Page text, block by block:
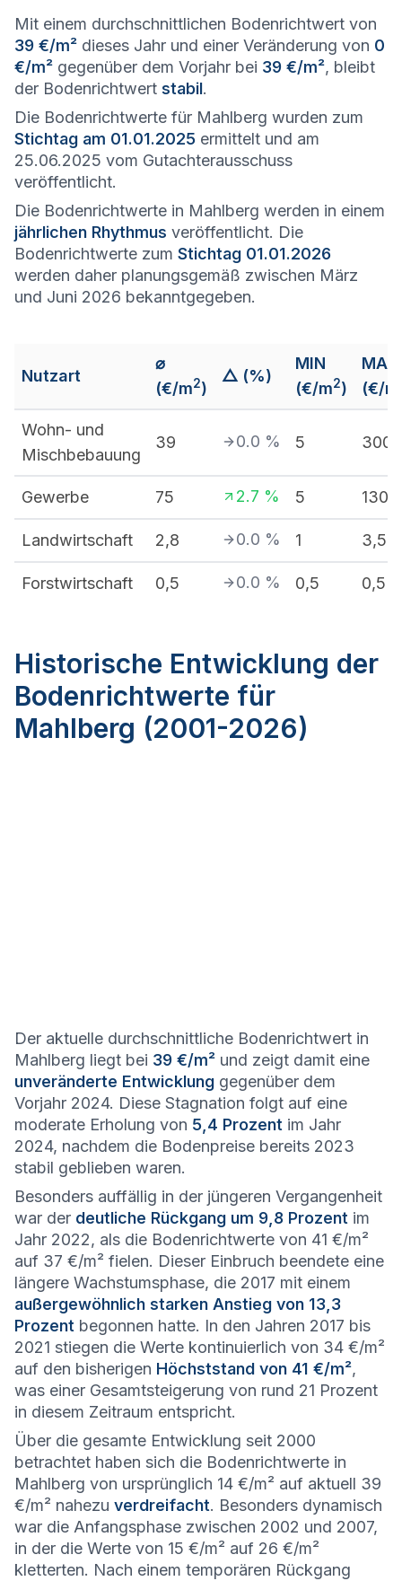
Mit einem durchschnittlichen Bodenrichtwert von
39 €/m² dieses Jahr und einer Veränderung von 0
€/m² gegenüber dem Vorjahr bei 39 €/m², bleibt
der Bodenrichtwert stabil.
Die Bodenrichtwerte für Mahlberg wurden zum
Stichtag am 01.01.2025 ermittelt und am
25.06.2025 vom Gutachterausschuss
veröffentlicht.
Die Bodenrichtwerte in Mahlberg werden in einem
jährlichen Rhythmus veröffentlicht. Die
Bodenrichtwerte zum Stichtag 01.01.2026
werden daher planungsgemäß zwischen März
und Juni 2026 bekanntgegeben.
Nutzart
⌀
(€/m2)
△ (%)
MIN
(€/m2)
MAX
(€/m
Wohn- und
Mischbebauung
39 0.0 % 5 300
Gewerbe 75 2.7 % 5 130
Landwirtschaft 2,8 0.0 % 1 3,5
Forstwirtschaft 0,5 0.0 % 0,5 0,5
Historische Entwicklung der
Bodenrichtwerte für
Mahlberg (2001-2026)
Der aktuelle durchschnittliche Bodenrichtwert in
Mahlberg liegt bei 39 €/m² und zeigt damit eine
unveränderte Entwicklung gegenüber dem
Vorjahr 2024. Diese Stagnation folgt auf eine
moderate Erholung von 5,4 Prozent im Jahr
2024, nachdem die Bodenpreise bereits 2023
stabil geblieben waren.
Besonders auffällig in der jüngeren Vergangenheit
war der deutliche Rückgang um 9,8 Prozent im
Jahr 2022, als die Bodenrichtwerte von 41 €/m²
auf 37 €/m² fielen. Dieser Einbruch beendete eine
längere Wachstumsphase, die 2017 mit einem
außergewöhnlich starken Anstieg von 13,3
Prozent begonnen hatte. In den Jahren 2017 bis
2021 stiegen die Werte kontinuierlich von 34 €/m²
auf den bisherigen Höchststand von 41 €/m²,
was einer Gesamtsteigerung von rund 21 Prozent
in diesem Zeitraum entspricht.
Über die gesamte Entwicklung seit 2000
betrachtet haben sich die Bodenrichtwerte in
Mahlberg von ursprünglich 14 €/m² auf aktuell 39
€/m² nahezu verdreifacht. Besonders dynamisch
war die Anfangsphase zwischen 2002 und 2007,
in der die Werte von 15 €/m² auf 26 €/m²
kletterten. Nach einem temporären Rückgang